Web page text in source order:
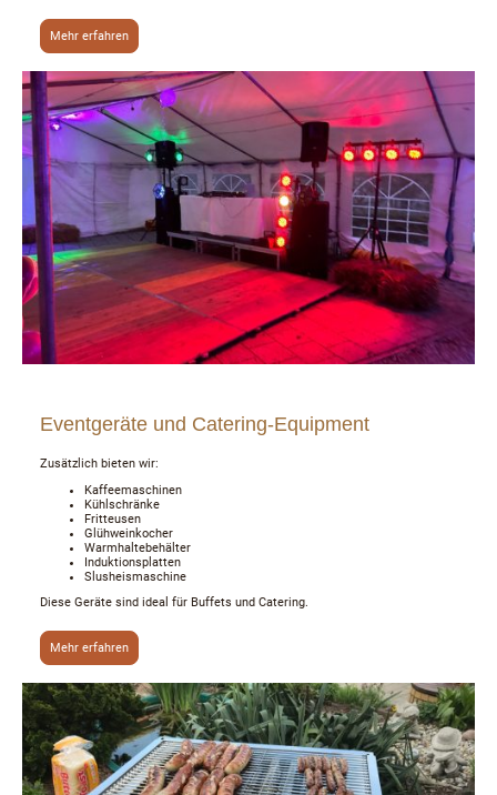
Mehr erfahren
Eventgeräte und Catering-Equipment
Zusätzlich bieten wir:
Kaffeemaschinen
Kühlschränke
Fritteusen
Glühweinkocher
Warmhaltebehälter
Induktionsplatten
Slusheismaschine
Diese Geräte sind ideal für Buffets und Catering.
Mehr erfahren